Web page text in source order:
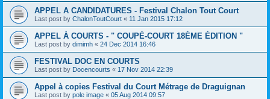
APPEL A CANDIDATURES - Festival Chalon Tout Court
Last post by ChalonToutCourt « 11 Jan 2015 17:12
APPEL À COURTS - " COUPÉ-COURT 18ÈME ÉDITION "
Last post by dimimh « 24 Dec 2014 16:46
FESTIVAL DOC EN COURTS
Last post by Docencourts « 17 Nov 2014 22:39
Appel à copies Festival du Court Métrage de Draguignan
Last post by pole image « 05 Aug 2014 09:57